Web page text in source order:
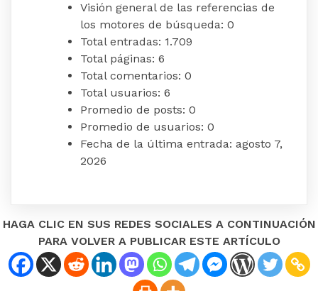
Visión general de las referencias de
los motores de búsqueda: 0
Total entradas: 1.709
Total páginas: 6
Total comentarios: 0
Total usuarios: 6
Promedio de posts: 0
Promedio de usuarios: 0
Fecha de la última entrada: agosto 7,
2026
HAGA CLIC EN SUS REDES SOCIALES A CONTINUACIÓN
PARA VOLVER A PUBLICAR ESTE ARTÍCULO